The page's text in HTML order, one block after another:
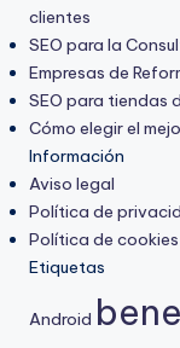
clientes
SEO para la
Empresas de
SEO para tiendas
Cómo elegir el
Información
Aviso legal
Política de
Política de cookies
Etiquetas
Android